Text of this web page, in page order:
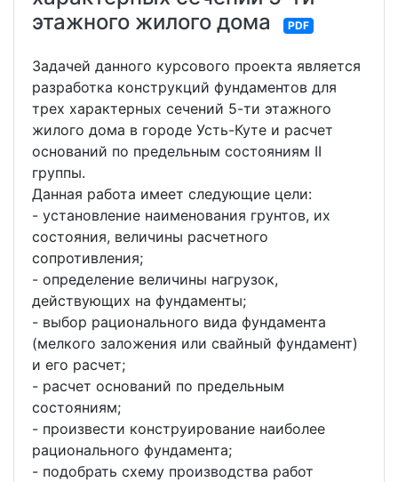
этажного жилого дома
PDF
Задачей данного курсового проекта является
разработка конструкций фундаментов для
трех характерных сечений 5-ти этажного
жилого дома в городе Усть-Куте и расчет
оснований по предельным состояниям II
группы.
Данная работа имеет следующие цели:
- установление наименования грунтов, их
состояния, величины расчетного
сопротивления;
- определение величины нагрузок,
действующих на фундаменты;
- выбор рационального вида фундамента
(мелкого заложения или свайный фундамент)
и его расчет;
- расчет оснований по предельным
состояниям;
- произвести конструирование наиболее
рационального фундамента;
- подобрать схему производства работ